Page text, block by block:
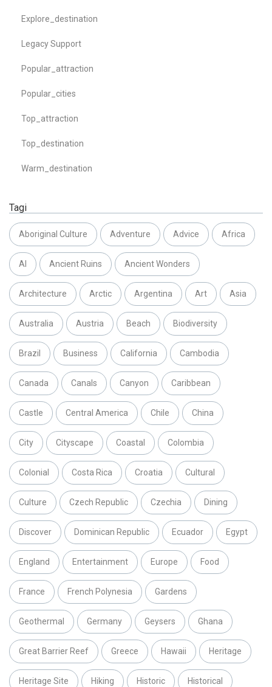
Explore_destination
Legacy Support
Popular_attraction
Popular_cities
Top_attraction
Top_destination
Warm_destination
Tagi
Aboriginal Culture Adventure Advice Africa
AI Ancient Ruins Ancient Wonders
Architecture Arctic Argentina Art Asia
Australia Austria Beach Biodiversity
Brazil Business California Cambodia
Canada Canals Canyon Caribbean
Castle Central America Chile China
City Cityscape Coastal Colombia
Colonial Costa Rica Croatia Cultural
Culture Czech Republic Czechia Dining
Discover Dominican Republic Ecuador Egypt
England Entertainment Europe Food
France French Polynesia Gardens
Geothermal Germany Geysers Ghana
Great Barrier Reef Greece Hawaii Heritage
Heritage Site Hiking Historic Historical